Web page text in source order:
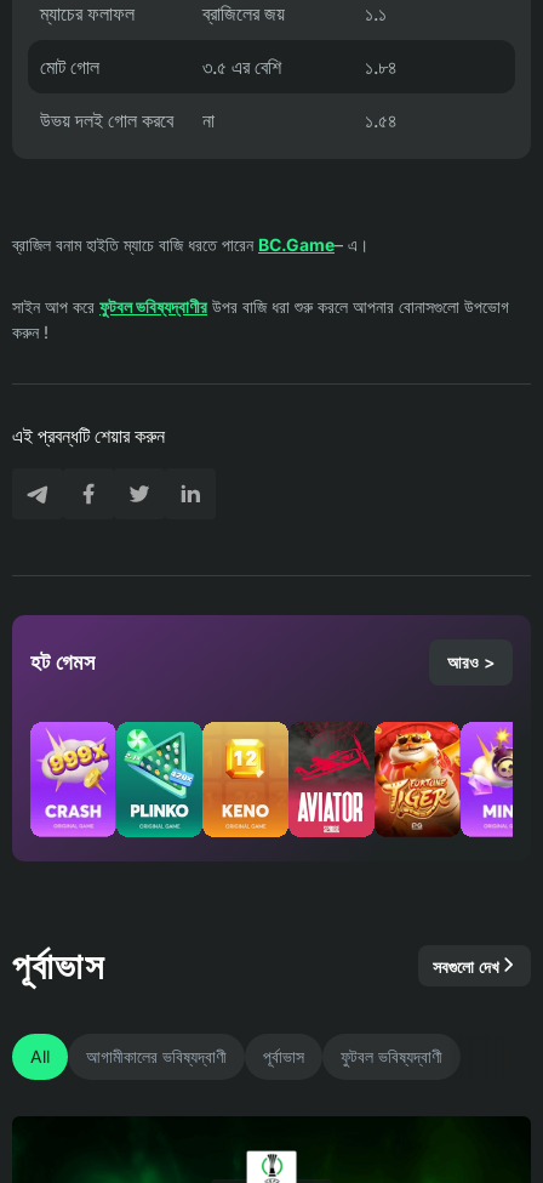
ম্যাচের ফলাফল ব্রাজিলের জয় ১.১
মোট গোল ৩.৫ এর বেশি ১.৮৪
উভয় দলই গোল করবে না ১.৫৪
ব্রাজিল বনাম হাইতি ম্যাচে বাজি ধরতে পারেন BC.Game– এ।
সাইন আপ করে ফুটবল ভবিষ্যদ্বাণীর উপর বাজি ধরা শুরু করলে আপনার বোনাসগুলো উপভোগ
করুন !
এই প্রবন্ধটি শেয়ার করুন
হট গেমস আরও >
পূর্বাভাস সবগুলো দেখ
All আগামীকালের ভবিষ্যদ্বাণী পূর্বাভাস ফুটবল ভবিষ্যদ্বাণী